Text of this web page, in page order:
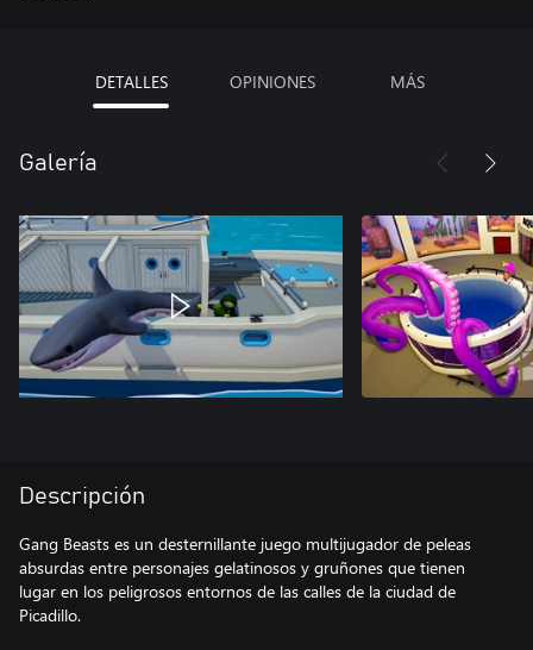
DETALLES OPINIONES MÁS
Galería
Descripción
Gang Beasts es un desternillante juego multijugador de peleas
absurdas entre personajes gelatinosos y gruñones que tienen
lugar en los peligrosos entornos de las calles de la ciudad de
Picadillo.